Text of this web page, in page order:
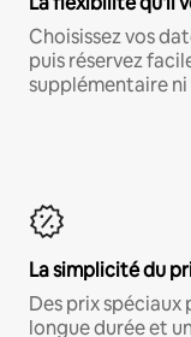
Choisissez vos
puis réservez
supplémentaire
La simplicité du
Des prix spéciaux
longue durée et